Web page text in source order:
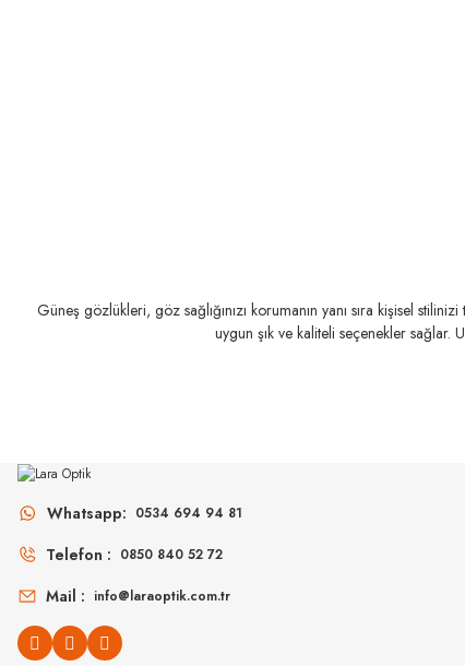
%45 26.360 ₺ 14.498
Güneş gözlükleri, göz sağlığınızı korumanın yanı sıra kişisel
uygun şık ve kaliteli seçenekler sağlar.
Whatsapp: 0534 694 94 81
Telefon : 0850 840 52 72
Mail : info@laraoptik.com.tr